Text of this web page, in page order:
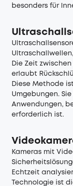
besonders für
Die Zeit
erlaubt
Diese Methode
Umgebungen.
Anwendungen,
erforderlich ist.
Kameras mit
Echtzeit
Technologie ist